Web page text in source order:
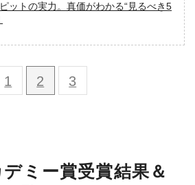
ットの実力。真価がわかる“見るべき5
1 2 3
ミー賞受賞結果＆